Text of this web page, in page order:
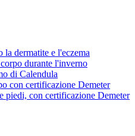
la dermatite e l'eczema
durante l'inverno
di Calendula
con certificazione Demeter
piedi, con certificazione Demeter